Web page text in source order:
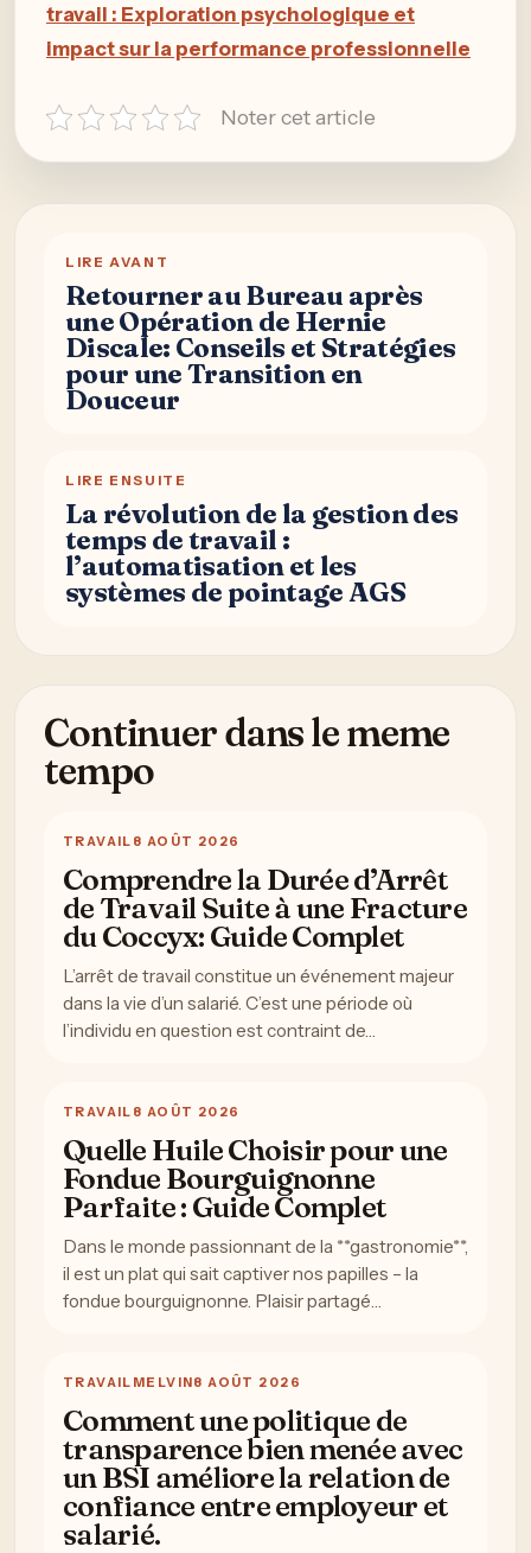
travail : Exploration psychologique et
impact sur la performance professionnelle
Noter cet article
LIRE AVANT
Retourner au Bureau après
une Opération de Hernie
Discale: Conseils et Stratégies
pour une Transition en
Douceur
LIRE ENSUITE
La révolution de la gestion des
temps de travail :
l’automatisation et les
systèmes de pointage AGS
Continuer dans le meme
tempo
TRAVAIL 8 AOÛT 2026
Comprendre la Durée d’Arrêt
de Travail Suite à une Fracture
du Coccyx: Guide Complet
L’arrêt de travail constitue un événement majeur
dans la vie d’un salarié. C’est une période où
l’individu en question est contraint de…
TRAVAIL 8 AOÛT 2026
Quelle Huile Choisir pour une
Fondue Bourguignonne
Parfaite : Guide Complet
Dans le monde passionnant de la **gastronomie**,
il est un plat qui sait captiver nos papilles – la
fondue bourguignonne. Plaisir partagé…
TRAVAIL MELVIN8 AOÛT 2026
Comment une politique de
transparence bien menée avec
un BSI améliore la relation de
confiance entre employeur et
salarié.